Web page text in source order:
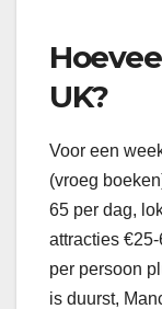
UK?
Voor een
(vroeg
65 per dag,
attracties
per persoon
is duurst,